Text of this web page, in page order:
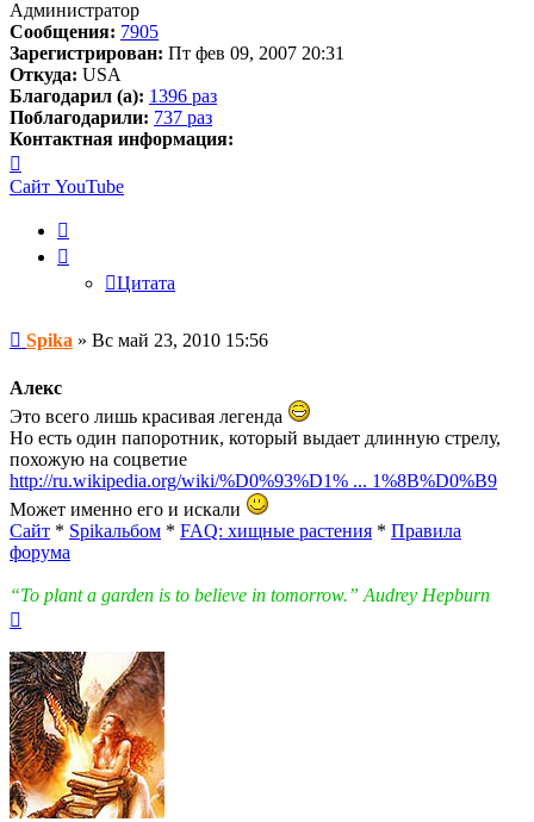
Администратор
Сообщения: 7905
Зарегистрирован: Пт фев 09, 2007 20:31
Откуда: USA
Благодарил (а): 1396 раз
Поблагодарили: 737 раз
Контактная информация:
информация
пользователя
Spika
Сайт YouTube
Цитата
Сообщение
Spika » Вс май 23, 2010 15:56
Алекс
Это всего лишь красивая легенда
Но есть один папоротник, который выдает длинную стрелу,
похожую на соцветие
http://ru.wikipedia.org/wiki/%D0%93%D1% ... 1%8B%D0%B9
Может именно его и искали
Сайт * Spikальбом * FAQ: хищные растения * Правила
форума
“To plant a garden is to believe in tomorrow.” Audrey Hepburn
началу